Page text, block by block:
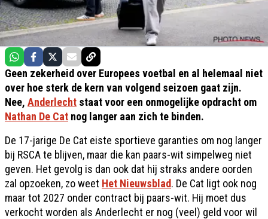
Geen zekerheid over Europees voetbal en al helemaal niet
over hoe sterk de kern van volgend seizoen gaat zijn.
Nee, Anderlecht staat voor een onmogelijke opdracht om
Nathan De Cat nog langer aan zich te binden.
De 17-jarige De Cat eiste sportieve garanties om nog langer
bij RSCA te blijven, maar die kan paars-wit simpelweg niet
geven. Het gevolg is dan ook dat hij straks andere oorden
zal opzoeken, zo weet Het Nieuwsblad. De Cat ligt ook nog
maar tot 2027 onder contract bij paars-wit. Hij moet dus
verkocht worden als Anderlecht er nog (veel) geld voor wil